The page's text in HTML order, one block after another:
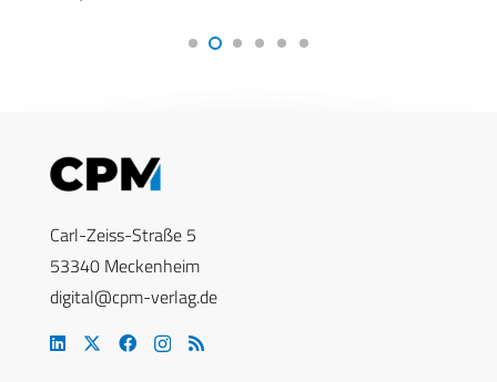
Carl-Zeiss-Straße 5
53340 Meckenheim
digital@cpm-verlag.de